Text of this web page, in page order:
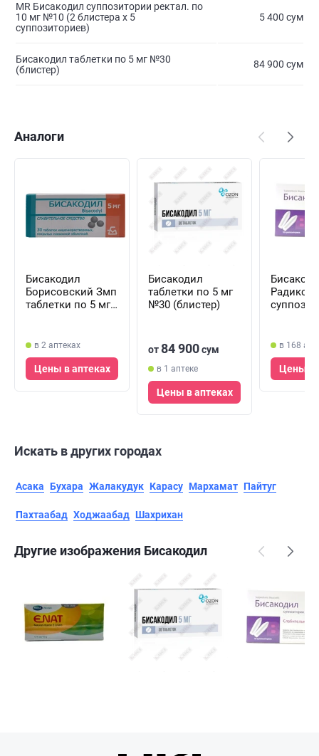
MR Бисакодил суппозитории ректал. по
10 мг №10 (2 блистера х 5
суппозиториев)
5 400 сум
Бисакодил таблетки по 5 мг №30
(блистер)
84 900 сум
Аналоги
Бисакодил
Борисовский Змп
таблетки по 5 мг
в 2 аптеках
Цены в аптеках
Бисакодил
таблетки по 5 мг
№30 (блистер)
от84 900сум
в 1 аптеке
Цены в аптеках
Радикс
5 в 168
Цены в
Искать в других городах
Асака Бухара Жалакудук Карасу Мархамат Пайтуг
Пахтаабад Ходжаабад Шахрихан
Другие изображения Бисакодил